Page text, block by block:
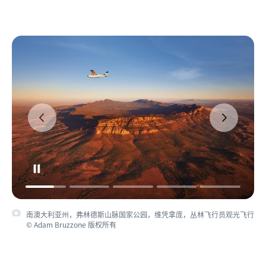
南澳大利亚州，弗林德斯山脉国家公园，维凭拿庞，丛林飞行员观光飞行
© Adam Bruzzone 版权所有